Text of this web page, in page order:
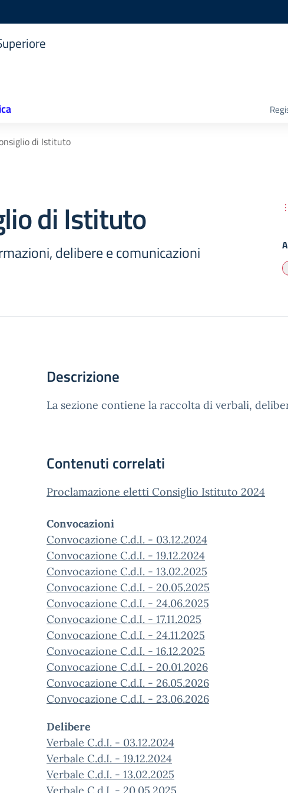
di Istituto
di Istituto
delibere e comunicazioni
Descrizione
La sezione contiene la raccolta di verbali,
Contenuti correlati
Proclamazione eletti Consiglio Istituto 2024
Convocazioni
Convocazione C.d.I. - 03.12.2024
Convocazione C.d.I. - 19.12.2024
Convocazione C.d.I. - 13.02.2025
Convocazione C.d.I. - 20.05.2025
Convocazione C.d.I. - 24.06.2025
Convocazione C.d.I. - 17.11.2025
Convocazione C.d.I. - 24.11.2025
Convocazione C.d.I. - 16.12.2025
Convocazione C.d.I. - 20.01.2026
Convocazione C.d.I. - 26.05.2026
Convocazione C.d.I. - 23.06.2026
Delibere
Verbale C.d.I. - 03.12.2024
Verbale C.d.I. - 19.12.2024
Verbale C.d.I. - 13.02.2025